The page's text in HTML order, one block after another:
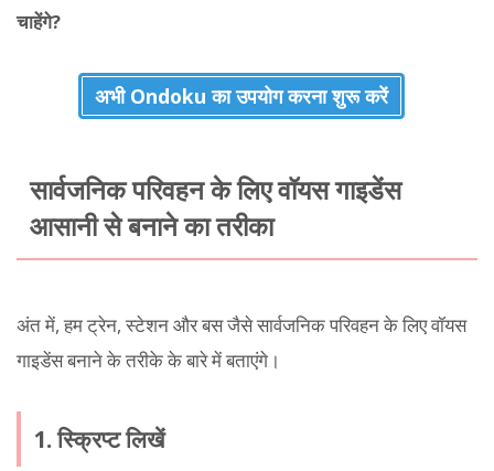
चाहेंगे?
अभी Ondoku का उपयोग करना शुरू करें
सार्वजनिक परिवहन के लिए वॉयस गाइडेंस
आसानी से बनाने का तरीका
अंत में, हम ट्रेन, स्टेशन और बस जैसे सार्वजनिक परिवहन के लिए वॉयस
गाइडेंस बनाने के तरीके के बारे में बताएंगे।
1. स्क्रिप्ट लिखें